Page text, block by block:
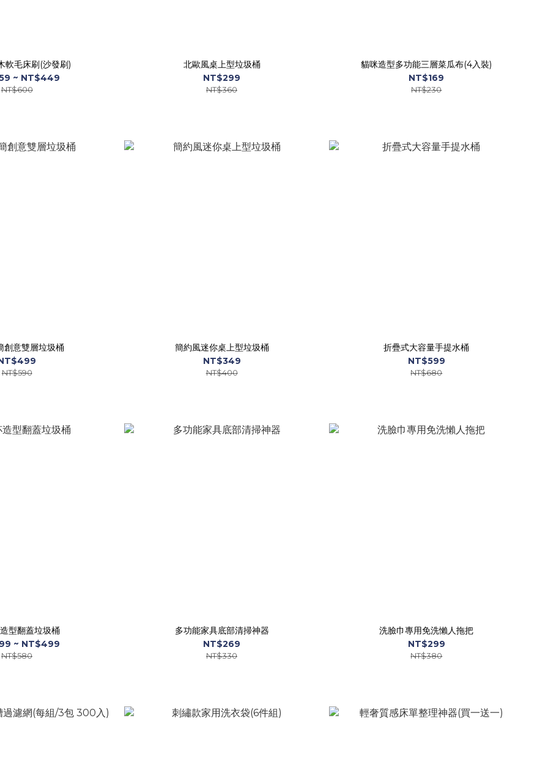
軟毛床刷(沙發刷)
~ NT$449
NT$600
北歐風桌上型垃圾桶
NT$299
NT$360
貓咪造型多功能三層菜瓜布(4入裝)
NT$169
NT$230
創意雙層垃圾桶
NT$590
簡約風迷你桌上型垃圾桶
NT$349
NT$400
折疊式大容量手提水桶
NT$599
NT$680
型翻蓋垃圾桶
~ NT$499
NT$580
多功能家具底部清掃神器
NT$269
NT$330
洗臉巾專用免洗懶人拖把
NT$299
NT$380